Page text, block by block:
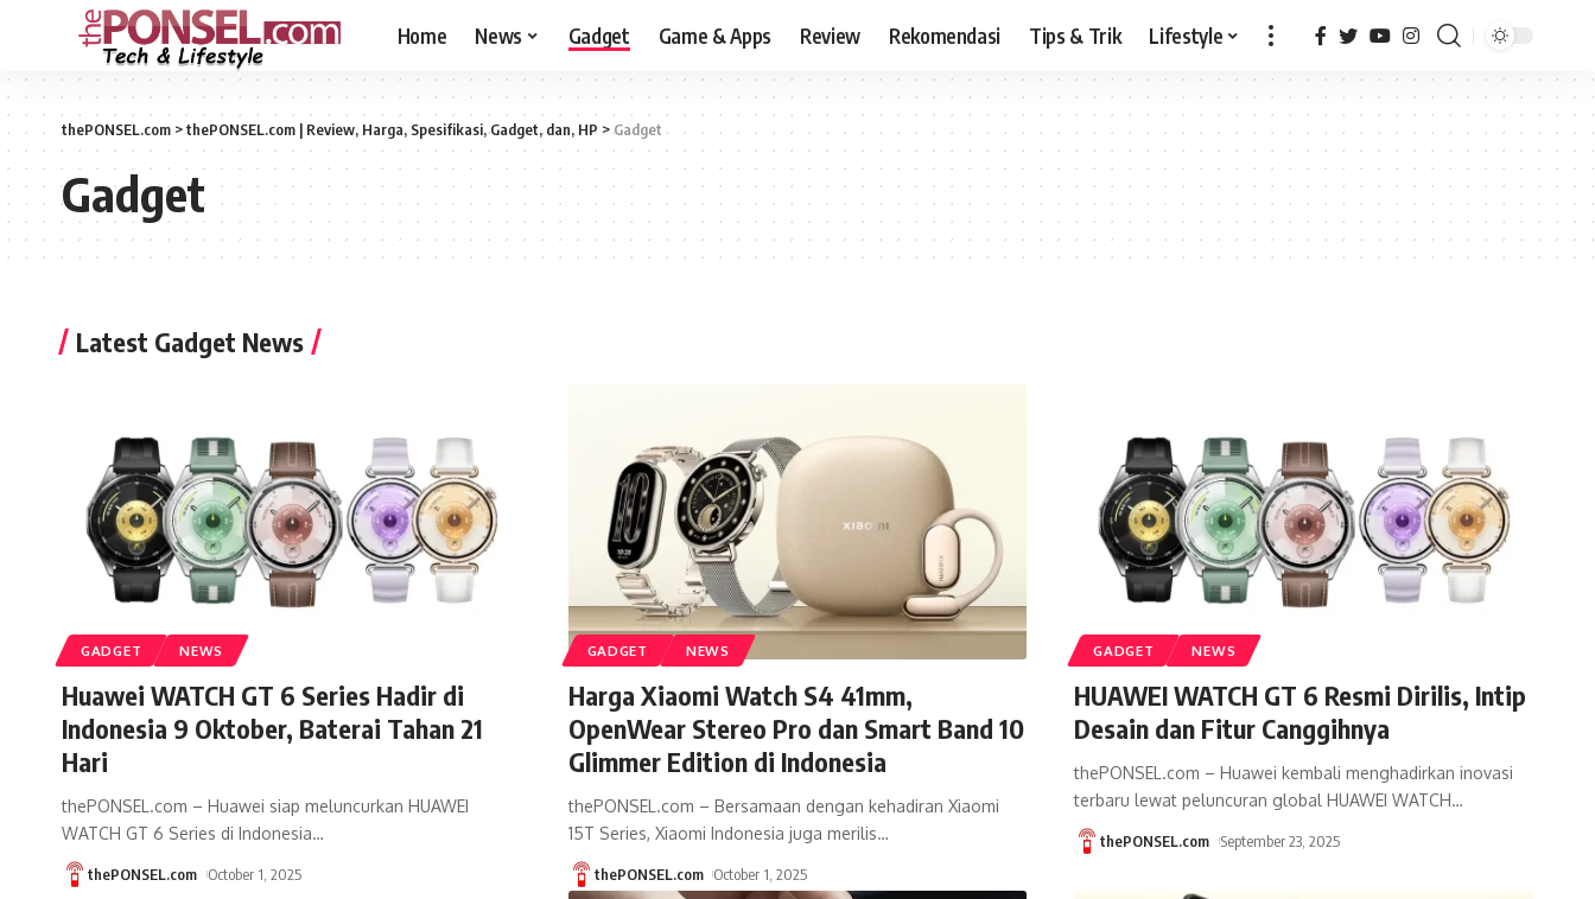
Home News Gadget Game & Apps Review Rekomendasi Tips & Trik Lifestyle
thePONSEL.com >thePONSEL.com | Review, Harga, Spesifikasi, Gadget, dan, HP >Gadget
Gadget
Latest Gadget News
GADGET NEWS
Huawei WATCH GT 6 Series Hadir di
Indonesia 9 Oktober, Baterai Tahan 21
Hari
thePONSEL.com – Huawei siap meluncurkan HUAWEI
WATCH GT 6 Series di Indonesia…
thePONSEL.com October 1, 2025
GADGET NEWS
Harga Xiaomi Watch S4 41mm,
OpenWear Stereo Pro dan Smart Band 10
Glimmer Edition di Indonesia
thePONSEL.com – Bersamaan dengan kehadiran Xiaomi
15T Series, Xiaomi Indonesia juga merilis…
thePONSEL.com October 1, 2025
GADGET NEWS
HUAWEI WATCH GT 6 Resmi Dirilis, Intip
Desain dan Fitur Canggihnya
thePONSEL.com – Huawei kembali menghadirkan inovasi
terbaru lewat peluncuran global HUAWEI WATCH…
thePONSEL.com September 23, 2025